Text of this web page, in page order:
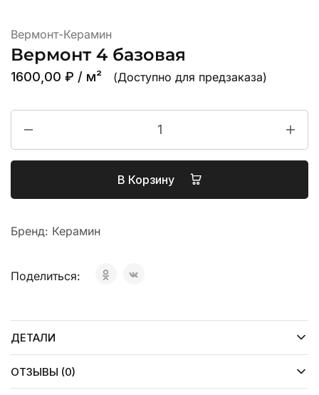
Вермонт-Керамин
Вермонт 4 базовая
1600,00 ₽ / м² (Доступно для предзаказа)
В Корзину
Бренд: Керамин
Поделиться:
ДЕТАЛИ
ОТЗЫВЫ (0)